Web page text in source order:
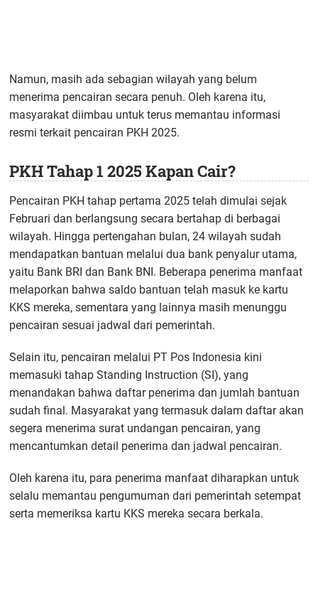
Namun, masih ada sebagian wilayah yang belum
menerima pencairan secara penuh. Oleh karena itu,
masyarakat diimbau untuk terus memantau informasi
resmi terkait pencairan PKH 2025.
PKH Tahap 1 2025 Kapan Cair?
Pencairan PKH tahap pertama 2025 telah dimulai sejak
Februari dan berlangsung secara bertahap di berbagai
wilayah. Hingga pertengahan bulan, 24 wilayah sudah
mendapatkan bantuan melalui dua bank penyalur utama,
yaitu Bank BRI dan Bank BNI. Beberapa penerima manfaat
melaporkan bahwa saldo bantuan telah masuk ke kartu
KKS mereka, sementara yang lainnya masih menunggu
pencairan sesuai jadwal dari pemerintah.
Selain itu, pencairan melalui PT Pos Indonesia kini
memasuki tahap Standing Instruction (SI), yang
menandakan bahwa daftar penerima dan jumlah bantuan
sudah final. Masyarakat yang termasuk dalam daftar akan
segera menerima surat undangan pencairan, yang
mencantumkan detail penerima dan jadwal pencairan.
Oleh karena itu, para penerima manfaat diharapkan untuk
selalu memantau pengumuman dari pemerintah setempat
serta memeriksa kartu KKS mereka secara berkala.